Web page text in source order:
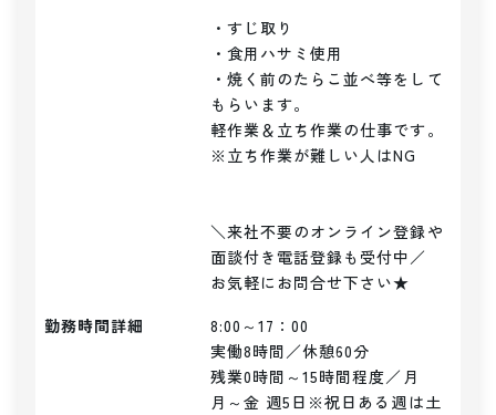
・すじ取り
・食用ハサミ使用
・焼く前のたらこ並べ等をして
もらいます。
軽作業＆立ち作業の仕事です。
※立ち作業が難しい人はNG
＼来社不要のオンライン登録や
面談付き電話登録も受付中／
お気軽にお問合せ下さい★
勤務時間詳細
8:00～17：00
実働8時間／休憩60分
残業0時間～15時間程度／月
月～金 週5日※祝日ある週は土